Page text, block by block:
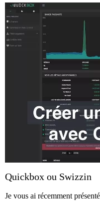
Quickbox ou Swizzin
Je vous ai récemment